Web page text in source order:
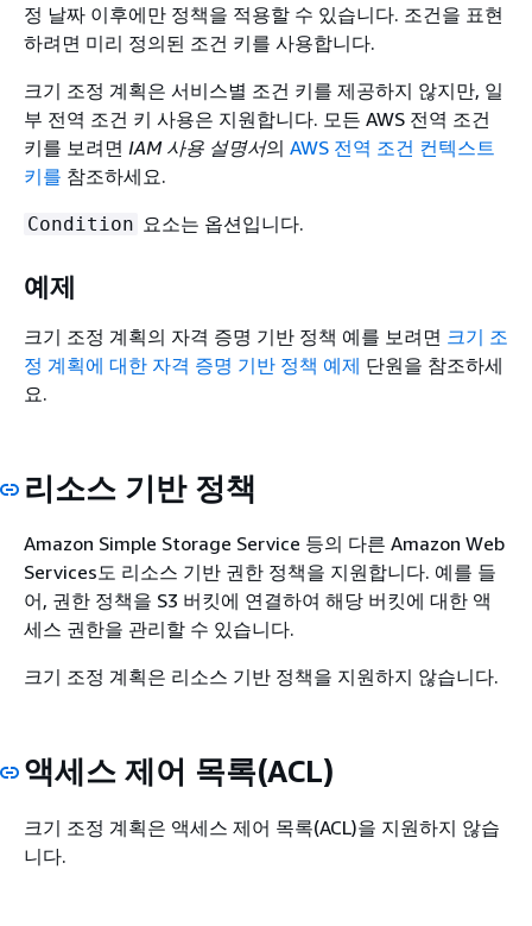
정 날짜 이후에만 정책을 적용할 수 있습니다. 조건을 표현
하려면 미리 정의된 조건 키를 사용합니다.
크기 조정 계획은 서비스별 조건 키를 제공하지 않지만, 일
부 전역 조건 키 사용은 지원합니다. 모든 AWS 전역 조건
키를 보려면 IAM 사용 설명서의 AWS 전역 조건 컨텍스트
키를 참조하세요.
Condition 요소는 옵션입니다.
예제
크기 조정 계획의 자격 증명 기반 정책 예를 보려면 크기 조
정 계획에 대한 자격 증명 기반 정책 예제 단원을 참조하세
요.
리소스 기반 정책
Amazon Simple Storage Service 등의 다른 Amazon Web
Services도 리소스 기반 권한 정책을 지원합니다. 예를 들
어, 권한 정책을 S3 버킷에 연결하여 해당 버킷에 대한 액
세스 권한을 관리할 수 있습니다.
크기 조정 계획은 리소스 기반 정책을 지원하지 않습니다.
액세스 제어 목록(ACL)
크기 조정 계획은 액세스 제어 목록(ACL)을 지원하지 않습
니다.